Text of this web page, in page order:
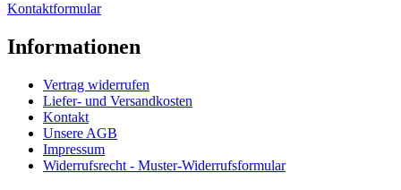
Kontaktformular
Informationen
Vertrag widerrufen
Liefer- und Versandkosten
Kontakt
Unsere AGB
Impressum
Widerrufsrecht - Muster-Widerrufsformular